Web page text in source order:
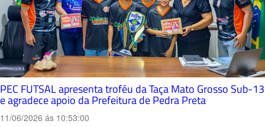
PEC FUTSAL apresenta troféu da Taça Mato Grosso Sub-13
e agradece apoio da Prefeitura de Pedra Preta
11/06/2026 ás 10:53:00